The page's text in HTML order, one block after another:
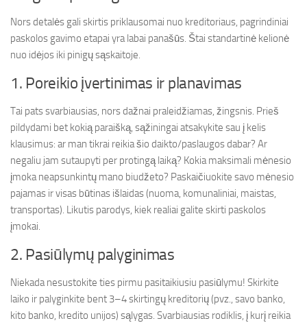
Nors detalės gali skirtis priklausomai nuo kreditoriaus, pagrindiniai
paskolos gavimo etapai yra labai panašūs. Štai standartinė kelionė
nuo idėjos iki pinigų sąskaitoje.
1. Poreikio įvertinimas ir planavimas
Tai pats svarbiausias, nors dažnai praleidžiamas, žingsnis. Prieš
pildydami bet kokią paraišką, sąžiningai atsakykite sau į kelis
klausimus: ar man tikrai reikia šio daikto/paslaugos dabar? Ar
negaliu jam sutaupyti per protingą laiką? Kokia maksimali mėnesio
įmoka neapsunkintų mano biudžeto? Paskaičiuokite savo mėnesio
pajamas ir visas būtinas išlaidas (nuoma, komunaliniai, maistas,
transportas). Likutis parodys, kiek realiai galite skirti paskolos
įmokai.
2. Pasiūlymų palyginimas
Niekada nesustokite ties pirmu pasitaikiusiu pasiūlymu! Skirkite
laiko ir palyginkite bent 3–4 skirtingų kreditorių (pvz., savo banko,
kito banko, kredito unijos) sąlygas. Svarbiausias rodiklis, į kurį reikia